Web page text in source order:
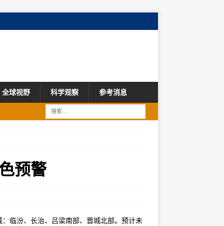
全球视野 科学观察 参考消息
预警
临汾、长治、吕梁南部、晋城北部。预计未